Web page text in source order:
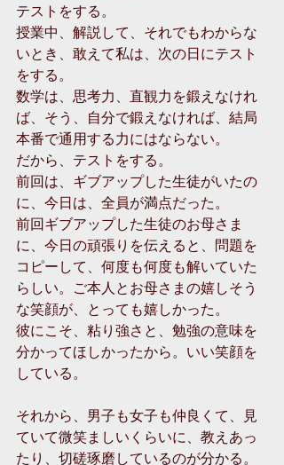
テストをする。
授業中、解説して、それでもわからな
いとき、敢えて私は、次の日にテスト
をする。
数学は、思考力、直観力を鍛えなけれ
ば、そう、自分で鍛えなければ、結局
本番で通用する力にはならない。
だから、テストをする。
前回は、ギブアップした生徒がいたの
に、今日は、全員が満点だった。
前回ギブアップした生徒のお母さま
に、今日の頑張りを伝えると、問題を
コピーして、何度も何度も解いていた
らしい。ご本人とお母さまの嬉しそう
な笑顔が、とっても嬉しかった。
彼にこそ、粘り強さと、勉強の意味を
分かってほしかったから。いい笑顔を
している。
それから、男子も女子も仲良くて、見
ていて微笑ましいくらいに、教えあっ
たり、切磋琢磨しているのが分かる。